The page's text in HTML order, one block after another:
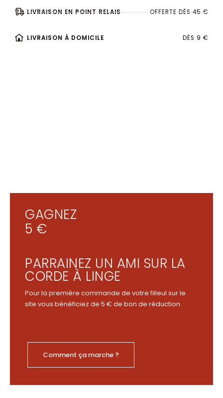
LIVRAISON EN POINT RELAIS OFFERTE DÈS 45 €
LIVRAISON À DOMICILE DÈS 9 €
GAGNEZ
5 €
PARRAINEZ UN AMI SUR LA
CORDE À LINGE
Pour la première commande de votre filleul sur le
site vous bénéficiez de 5 € de bon de réduction
Comment ça marche ?